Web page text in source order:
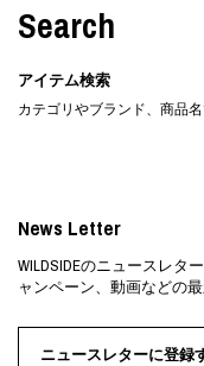
Search
アイテム検索
カテゴリやブランド、商品
News Letter
WILDSIDEのニュースレタ
ャンペーン、動画などの
ニュースレターに登録